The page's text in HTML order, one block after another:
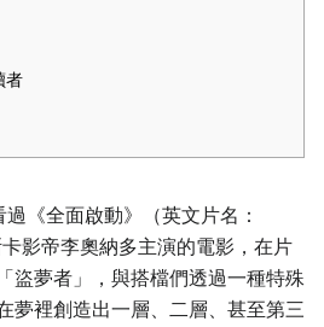
者
《全面啟動》（英文片名：
影帝李奧納多主演的電影，在片
盜夢者」，與搭檔們透過一種特殊
夢裡創造出一層、二層、甚至第三